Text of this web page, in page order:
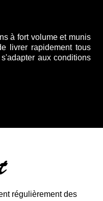
à fort volume et munis
livrer rapidement tous
aux conditions
régulièrement des